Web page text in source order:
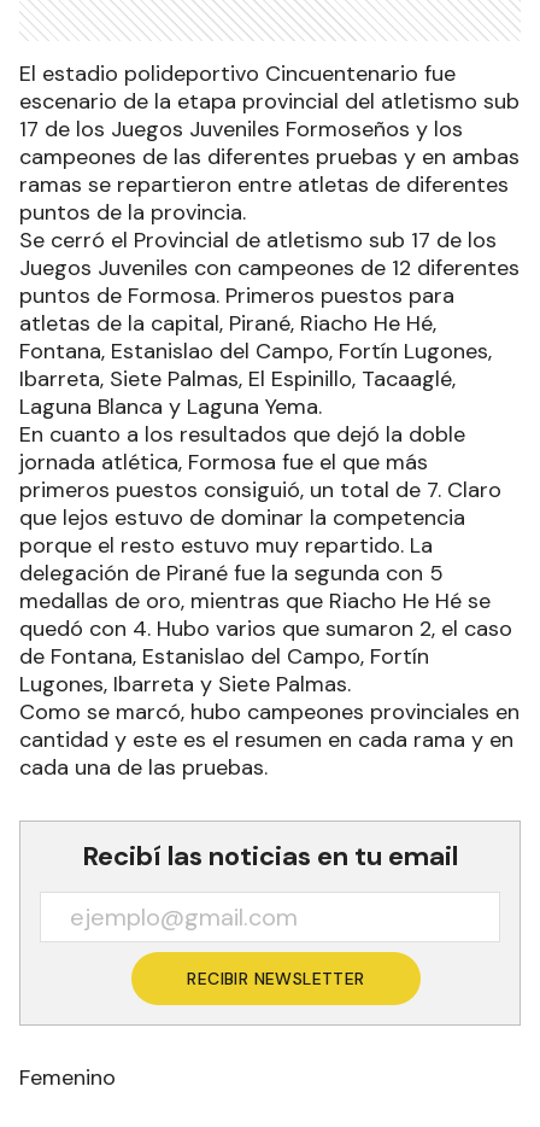
El estadio polideportivo Cincuentenario fue
escenario de la etapa provincial del atletismo sub
17 de los Juegos Juveniles Formoseños y los
campeones de las diferentes pruebas y en ambas
ramas se repartieron entre atletas de diferentes
puntos de la provincia.
Se cerró el Provincial de atletismo sub 17 de los
Juegos Juveniles con campeones de 12 diferentes
puntos de Formosa. Primeros puestos para
atletas de la capital, Pirané, Riacho He Hé,
Fontana, Estanislao del Campo, Fortín Lugones,
Ibarreta, Siete Palmas, El Espinillo, Tacaaglé,
Laguna Blanca y Laguna Yema.
En cuanto a los resultados que dejó la doble
jornada atlética, Formosa fue el que más
primeros puestos consiguió, un total de 7. Claro
que lejos estuvo de dominar la competencia
porque el resto estuvo muy repartido. La
delegación de Pirané fue la segunda con 5
medallas de oro, mientras que Riacho He Hé se
quedó con 4. Hubo varios que sumaron 2, el caso
de Fontana, Estanislao del Campo, Fortín
Lugones, Ibarreta y Siete Palmas.
Como se marcó, hubo campeones provinciales en
cantidad y este es el resumen en cada rama y en
cada una de las pruebas.
Recibí las noticias en tu email
RECIBIR NEWSLETTER
Femenino